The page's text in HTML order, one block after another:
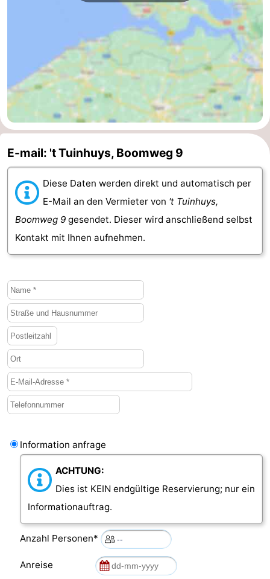
Middelburg
Zeeuws-
Vlaanderen
-
Nieuwvliet
-
Sluis
-
Cadzand
Natur
Het
Wetter
Kontakt
E-mail: 't Tuinhuys, Boomweg 9
Diese Daten werden direkt und automatisch per
E-Mail an den Vermieter von 't Tuinhuys,
Boomweg 9 gesendet. Dieser wird anschließend selbst
Kontakt mit Ihnen aufnehmen.
Information anfrage
ACHTUNG:
Dies ist KEIN endgültige Reservierung; nur ein
Informationauftrag.
Anzahl Personen*
Anreise